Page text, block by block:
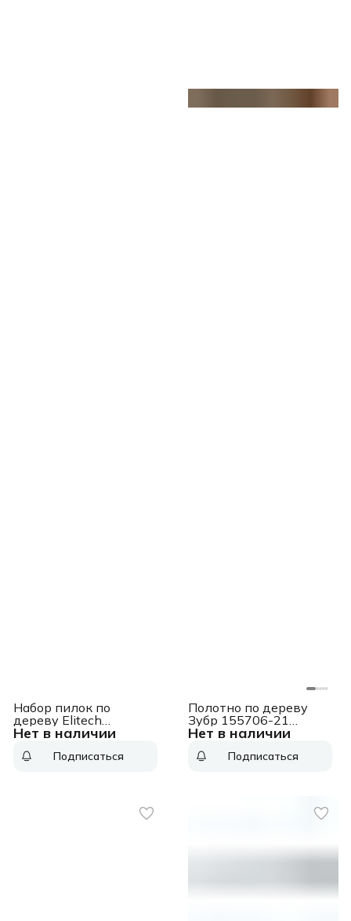
Нет в наличии
Набор пилок по
дереву Elitech
1820.087000 2пред.
Подписаться
Нет в наличии
Полотно по дереву
Зубр 155706-21
1пред. (сабельные
Подписаться